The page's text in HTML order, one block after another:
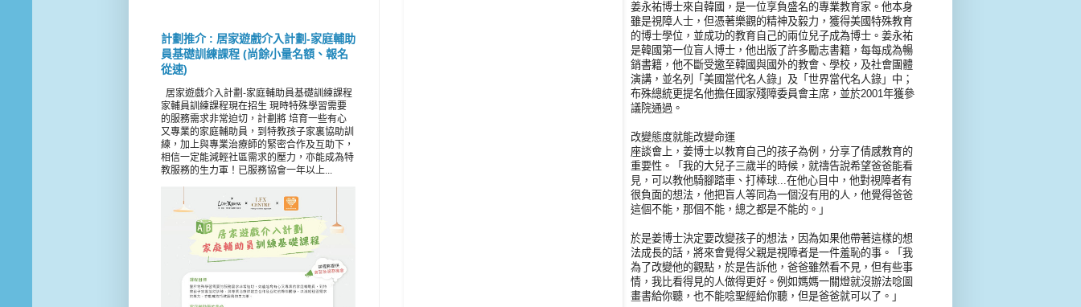
姜永祐博士來自韓國，是一位享負盛名的專業教育家。他本身
雖是視障人士，但憑著樂觀的精神及毅力，獲得美國特殊教育
的博士學位，並成功的教育自己的兩位兒子成為博士。姜永祐
是韓國第一位盲人博士，他出版了許多勵志書籍，每每成為暢
銷書籍，他不斷受邀至韓國與國外的教會、學校，及社會團體
演講，並名列「美國當代名人錄」及「世界當代名人錄」中；
布殊總統更提名他擔任國家殘障委員會主席，並於2001年獲參
議院通過。
改變態度就能改變命運
座談會上，姜博士以教育自己的孩子為例，分享了倩感教育的
重要性。「我的大兒子三歲半的時候，就禱告說希望爸爸能看
見，可以教他騎腳踏車、打棒球...在他心目中，他對視障者有
很負面的想法，他把盲人等同為一個沒有用的人，他覺得爸爸
這個不能，那個不能，總之都是不能的。」
於是姜博士決定要改變孩子的想法，因為如果他帶著這樣的想
法成長的話，將來會覺得父親是視障者是一件羞恥的事。「我
為了改變他的觀點，於是告訴他，爸爸雖然看不見，但有些事
情，我比看得見的人做得更好。例如媽媽一關燈就沒辦法唸圖
畫書給你聽，也不能唸聖經給你聽，但是爸爸就可以了。」
計劃推介 : 居家遊戲介入計劃-家庭輔助
員基礎訓練課程 (尚餘小量名額、報名
從速)
居家遊戲介入計劃-家庭輔助員基礎訓練課程
家輔員訓練課程現在招生 現時特殊學習需要
的服務需求非常迫切，計劃將 培育一些有心
又專業的家庭輔助員，到特教孩子家裏協助訓
練，加上與專業治療師的緊密合作及互助下，
相信一定能減輕社區需求的壓力，亦能成為特
教服務的生力軍！已服務協會一年以上...